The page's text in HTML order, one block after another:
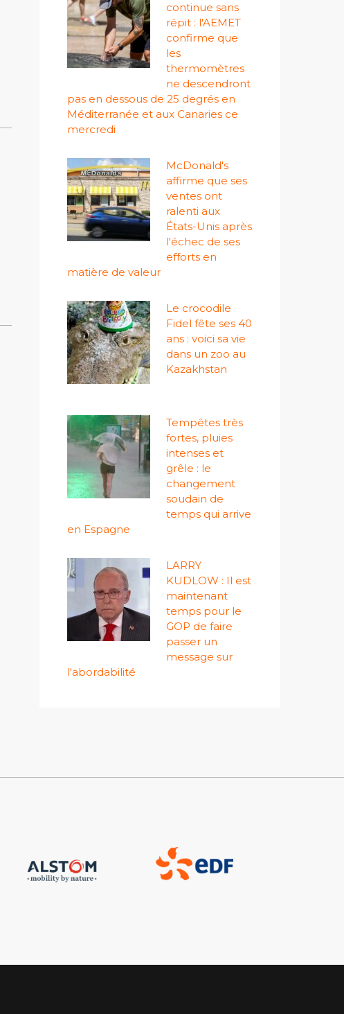
continue sans
répit : l'AEMET
confirme que
les
thermomètres
ne descendront
pas en dessous de 25 degrés en
Méditerranée et aux Canaries ce
mercredi
McDonald's
affirme que ses
ventes ont
ralenti aux
États-Unis après
l'échec de ses
efforts en
matière de valeur
Le crocodile
Fidel fête ses 40
ans : voici sa vie
dans un zoo au
Kazakhstan
Tempêtes très
fortes, pluies
intenses et
grêle : le
changement
soudain de
temps qui arrive
en Espagne
LARRY
KUDLOW : Il est
maintenant
temps pour le
GOP de faire
passer un
message sur
l'abordabilité